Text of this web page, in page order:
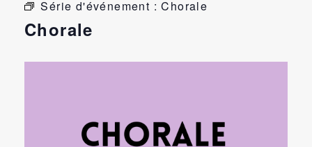
Série d'événement :Chorale
Chorale